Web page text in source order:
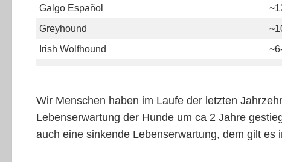
Galgo Español
Greyhound
Irish Wolfhound
Wir Menschen haben im Laufe der letzten
Lebenserwartung der Hunde um ca 2 Jahre
auch eine sinkende Lebenserwartung, dem gilt es